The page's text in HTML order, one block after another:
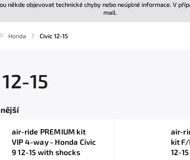
někde objevovat technické chyby nebo neúplné informace. V
mail.
/ Honda / Civic 12-15
15
air-ride PREMIUM kit
VIP 4-way - Honda Civic
9 12-15 with shocks
air-
kit F/
12-